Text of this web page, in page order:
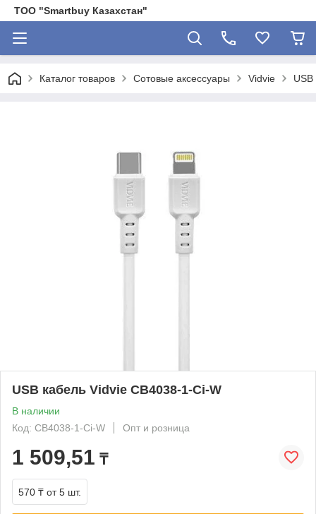
ТОО "Smartbuy Казахстан"
Каталог товаров Сотовые аксессуары Vidvie
USB кабель Vidvie CB4038-1-Ci-W
В наличии
Код: CB4038-1-Ci-W
Опт и розница
1 509,51 ₸
570 ₸ от 5 шт.